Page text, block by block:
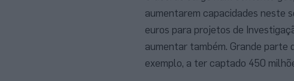
aumentarem capacidades neste
euros para projetos de
aumentar também. Grande parte
exemplo, a ter captado 450